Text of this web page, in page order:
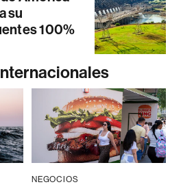
su
100%
NEGOCIOS